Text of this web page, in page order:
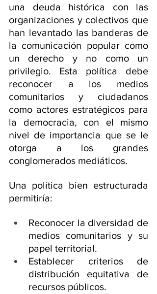
una deuda histórica con las
organizaciones y colectivos que
han levantado las banderas de
la comunicación popular como
un derecho y no como un
privilegio. Esta política debe
reconocer a los medios
comunitarios y ciudadanos
como actores estratégicos para
la democracia, con el mismo
nivel de importancia que se le
otorga a los grandes
conglomerados mediáticos.
Una política bien estructurada
permitiría:
Reconocer la diversidad de
medios comunitarios y su
papel territorial.
Establecer criterios de
distribución equitativa de
recursos públicos.